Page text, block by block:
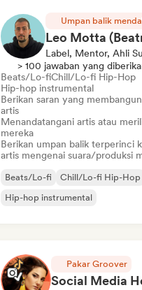
Umpan balik
Leo Motta
Label, Mentor, Ahli
> 100 jawaban yang
Beats/Lo-fiChill/Lo-fi Hip-Hop
Hip-hop instrumental
Berikan saran yang
artis
Menandatangani artis atau
mereka
Berikan umpan balik terperinci
artis mengenai suara/produksi
Beats/Lo-fi
Chill/Lo-fi Hip-Hop
Hip-hop instrumental
Pakar Groover